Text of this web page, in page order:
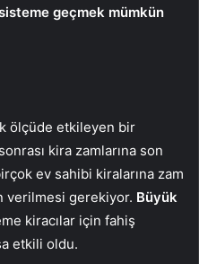
geçmek mümkün
ölçüde etkileyen bir
kira zamlarına son
ev sahibi kiralarına zam
verilmesi gerekiyor. Büyük
kiracılar için fahiş
etkili oldu.